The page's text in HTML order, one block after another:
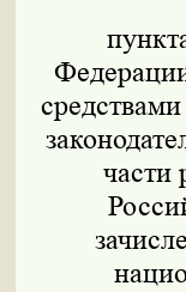
части